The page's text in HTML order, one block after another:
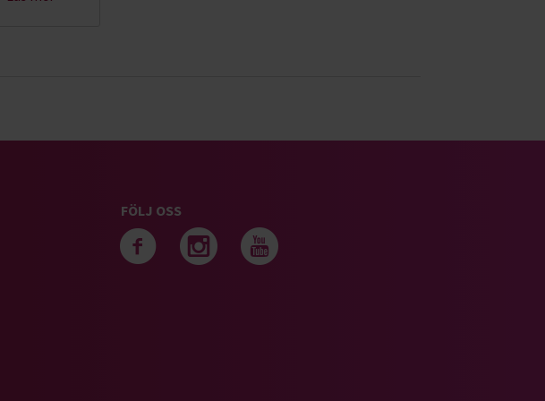
FÖLJ OSS
Följ oss på facebook
Följ oss på instagram
Följ oss på youtube